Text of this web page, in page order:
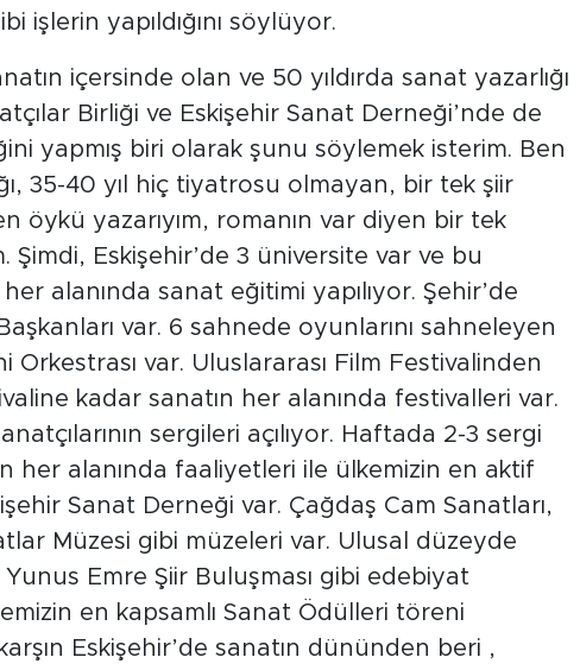
işlerin yapıldığını söylüyor.
içersinde olan ve 50 yıldırda sanat yazarlığı
Birliği ve Eskişehir Sanat Derneği’nde de
yapmış biri olarak şunu söylemek isterim. Ben
35-40 yıl hiç tiyatrosu olmayan, bir tek şiir
öykü yazarıyım, romanın var diyen bir tek
Şimdi, Eskişehir’de 3 üniversite var ve bu
alanında sanat eğitimi yapılıyor. Şehir’de
var. 6 sahnede oyunlarını sahneleyen
var. Uluslararası Film Festivalinden
kadar sanatın her alanında festivalleri var.
sergileri açılıyor. Haftada 2-3 sergi
her alanında faaliyetleri ile ülkemizin en aktif
Sanat Derneği var. Çağdaş Cam Sanatları,
Müzesi gibi müzeleri var. Ulusal düzeyde
Emre Şiir Buluşması gibi edebiyat
en kapsamlı Sanat Ödülleri töreni
Eskişehir’de sanatın dününden beri ,